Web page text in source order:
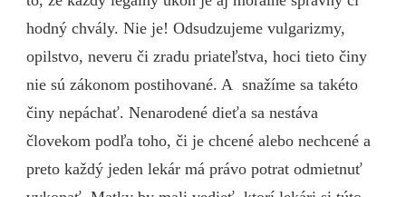
hodný chvály. Nie je! Odsudzujeme vulgarizmy,
opilstvo, neveru či zradu priateľstva, hoci tieto činy
nie sú zákonom postihované. A snažíme sa takéto
činy nepáchať. Nenarodené dieťa sa nestáva
človekom podľa toho, či je chcené alebo nechcené a
preto každý jeden lekár má právo potrat odmietnuť